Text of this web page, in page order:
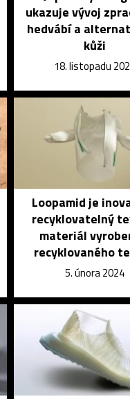
ukazuje vývoj
hedvábí a
kůži
18. listopadu
Loopamid je
recyklovatelný
materiál
recyklovaného
5. února 2024